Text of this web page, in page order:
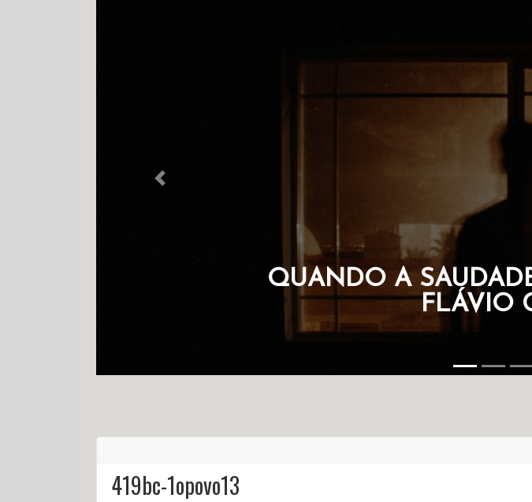
QUANDO A
FLÁVIO
Previous
419bc-1opovo13